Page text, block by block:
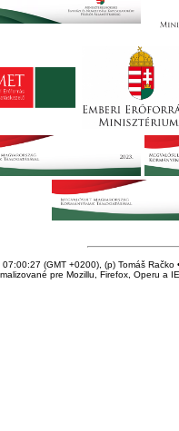
(GMT +0200), (p) Tomáš Račko
pre Mozillu, Firefox, Operu a